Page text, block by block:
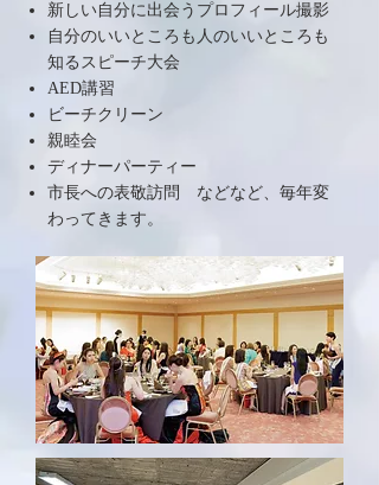
新しい自分に出会うプロフィール撮影
自分のいいところも人のいいところも
知るスピーチ大会
AED講習
ビーチクリーン
親睦会
ディナーパーティー
市長への表敬訪問 などなど、毎年変
わってきます。